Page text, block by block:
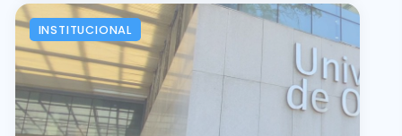
INSTITUCIONAL